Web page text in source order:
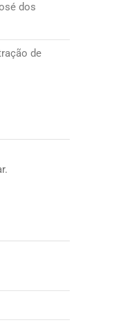
dos
de